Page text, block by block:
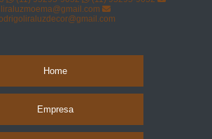
liraluzmoema@gmail.com
Home
Empresa